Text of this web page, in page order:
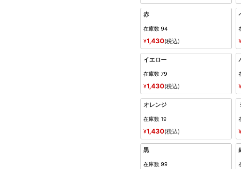
赤
在庫数 94
¥1,430 税込
イエロー
在庫数 79
¥1,430 税込
オレンジ
在庫数 19
¥1,430 税込
黒
在庫数 99